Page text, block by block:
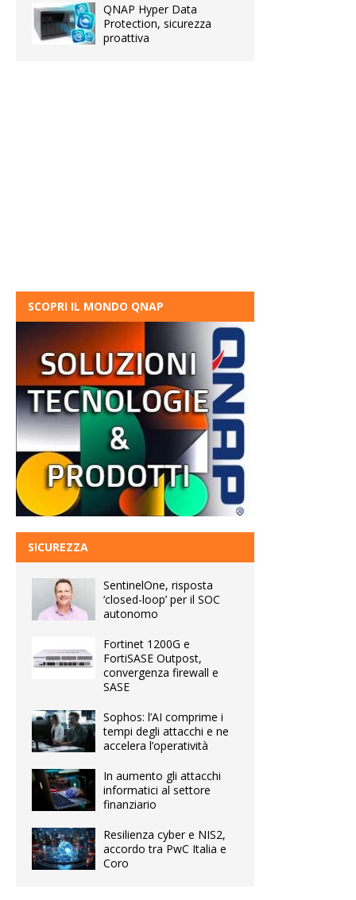
QNAP Hyper Data
Protection, sicurezza
proattiva
SCOPRI IL MONDO QNAP
SICUREZZA
SentinelOne, risposta
‘closed-loop’ per il SOC
autonomo
Fortinet 1200G e
FortiSASE Outpost,
convergenza firewall e
SASE
Sophos: l’AI comprime i
tempi degli attacchi e ne
accelera l’operatività
In aumento gli attacchi
informatici al settore
finanziario
Resilienza cyber e NIS2,
accordo tra PwC Italia e
Coro